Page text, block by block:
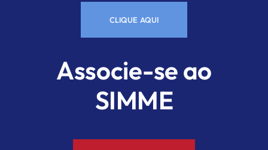
CLIQUE AQUI
Associe-se ao
SIMME